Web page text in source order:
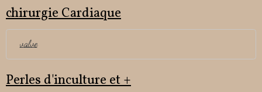
chirurgie Cardiaque
valve
Perles d'inculture et +